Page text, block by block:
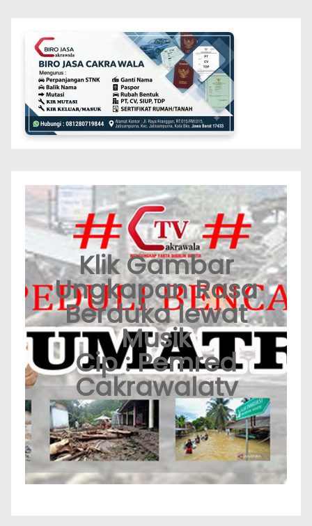
Klik Gambar
Ungkapan Rasa
Berduka lewat
Musik
Cip : Pemred
Cakrawalatv